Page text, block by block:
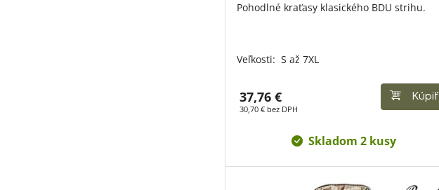
Pohodlné kraťasy klasického BDU strihu.
Veľkosti: S až 7XL
37,76 €
30,70 € bez DPH
Kúpiť
Skladom 2 kusy